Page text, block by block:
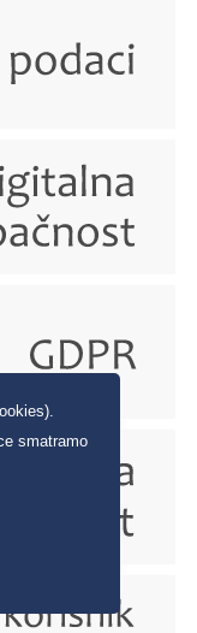
smatramo